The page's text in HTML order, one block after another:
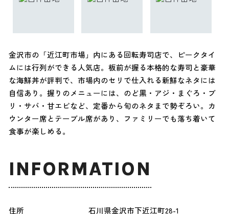
金沢市の「近江町市場」内にある回転寿司店で、ピークタイ
ムには行列ができる人気店。板前が握る本格的な寿司と豪華
な海鮮丼が評判で、市場内のセリで仕入れる新鮮なネタには
自信あり。握りのメニューには、のど黒・アジ・まぐろ・ブ
リ・サバ・甘エビなど、定番から旬のネタまで勢ぞろい。カ
ウンター席とテーブル席があり、ファミリーでも落ち着いて
食事が楽しめる。
INFORMATION
住所
石川県金沢市下近江町28-1